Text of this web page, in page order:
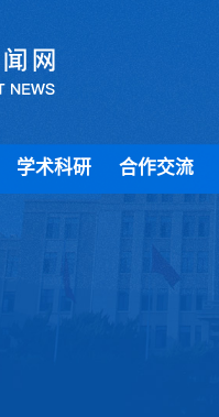
学术科研 合作交流